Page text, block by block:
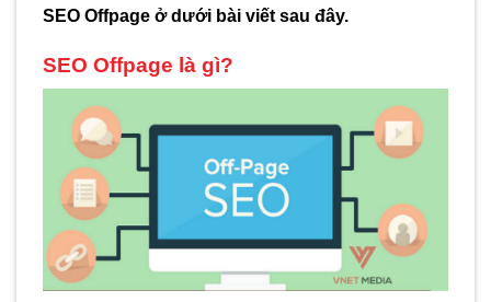
SEO Offpage ở dưới bài viết sau đây.
SEO Offpage là gì?